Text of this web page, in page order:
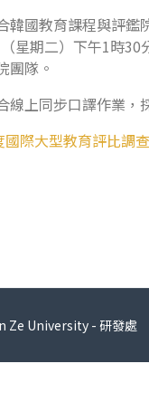
韓國教育課程與評
星期二）下午1時30
團隊。
線上同步口譯作業，
國際大型教育評比調
Ze University - 研發處